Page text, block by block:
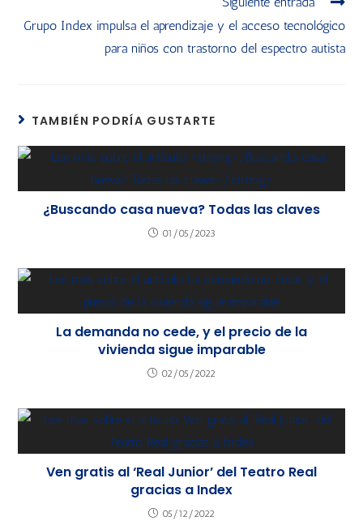
Grupo Index impulsa el aprendizaje y el acceso tecnológico
para niños con trastorno del espectro autista
TAMBIÉN PODRÍA GUSTARTE
¿Buscando casa nueva? Todas las claves
01/05/2023
La demanda no cede, y el precio de la
vivienda sigue imparable
02/05/2022
Ven gratis al ‘Real Junior’ del Teatro Real
gracias a Index
05/12/2022